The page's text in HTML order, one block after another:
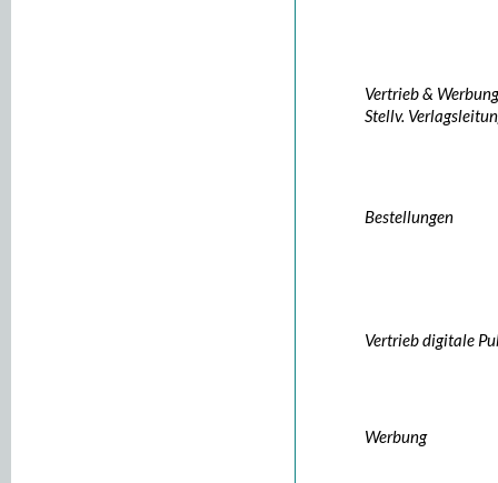
Vertrieb & Werbung
Stellv.
Bestellungen
Vertrieb digitale
Werbung